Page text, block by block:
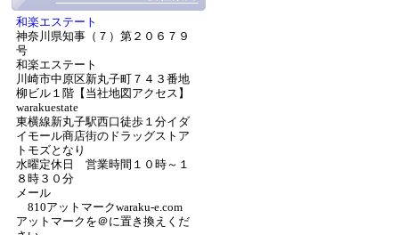
和楽エステート
神奈川県知事（７）第２０６７９
号
和楽エステート
川崎市中原区新丸子町７４３番地
柳ビル１階【当社地図アクセス】
warakuestate
東横線新丸子駅西口徒歩１分イダ
イモール商店街のドラッグストア
トモズとなり
水曜定休日 営業時間１０時～１
８時３０分
メール
810アットマークwaraku-e.com
アットマークを＠に置き換えくだ